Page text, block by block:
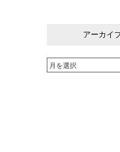
アーカイ